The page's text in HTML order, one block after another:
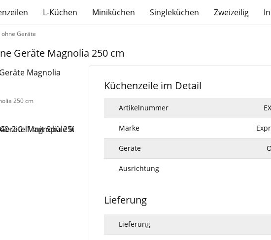
L-Küchen Miniküchen Singleküchen Zweizeilig
Geräte
Geräte Magnolia 250 cm
250 cm
Küchenzeile im Detail
Artikelnummer
Marke
Geräte
Ausrichtung
Lieferung
Lieferung